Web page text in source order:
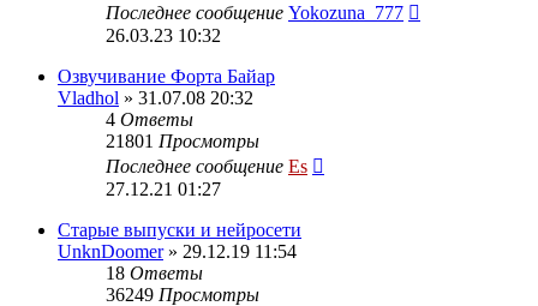
Последнее сообщение Yokozuna_777
26.03.23 10:32
Озвучивание Форта Байар
Vladhol » 31.07.08 20:32
4 Ответы
21801 Просмотры
Последнее сообщение Es
27.12.21 01:27
Старые выпуски и нейросети
UnknDoomer» 29.12.19 11:54
18 Ответы
36249 Просмотры